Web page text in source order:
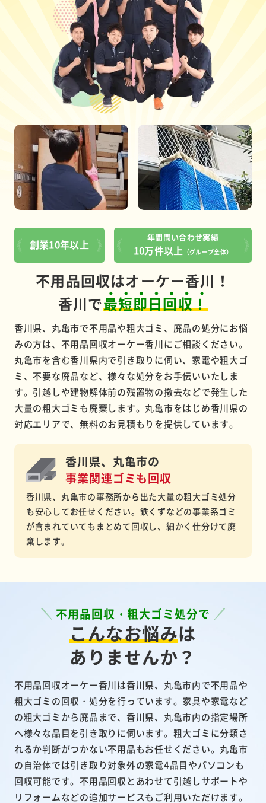
創業10年以上
年間問い合わせ実績
10万件以上 （グループ全体）
不用品回収はオーケー香川！
香川で最短即日回収！
香川県、丸亀市で不用品や粗大ゴミ、廃品の処分にお悩
みの方は、不用品回収オーケー香川にご相談ください。
丸亀市を含む香川県内で引き取りに伺い、家電や粗大ゴ
ミ、不要な廃品など、様々な処分をお手伝いいたしま
す。引越しや建物解体前の残置物の撤去などで発生した
大量の粗大ゴミも廃棄します。丸亀市をはじめ香川県の
対応エリアで、無料のお見積もりを提供しています。
香川県、丸亀市の
事業関連ゴミも回収
香川県、丸亀市の事務所から出た大量の粗大ゴミ処分
も安心してお任せください。鉄くずなどの事業系ゴミ
が含まれていてもまとめて回収し、細かく仕分けて廃
棄します。
不用品回収・粗大ゴミ処分で
こんなお悩みは
ありませんか？
不用品回収オーケー香川は香川県、丸亀市内で不用品や
粗大ゴミの回収・処分を行っています。家具や家電など
の粗大ゴミから廃品まで、香川県、丸亀市内の指定場所
へ様々な品目を引き取りに伺います。粗大ゴミに分類さ
れるか判断がつかない不用品もお任せください。丸亀市
の自治体では引き取り対象外の家電4品目やパソコンも
回収可能です。不用品回収とあわせて引越しサポートや
リフォームなどの追加サービスもご利用いただけます。